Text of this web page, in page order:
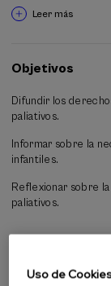
están por
muchos
sobre los cuidados
derecho como
de personas que
paliativos, tanto en
conocimiento de
través de todos
que traerá el
Leer más
Objetivos
Difundir los
paliativos.
Informar sobre la
infantiles.
Reflexionar sobre
paliativos.
Uso de